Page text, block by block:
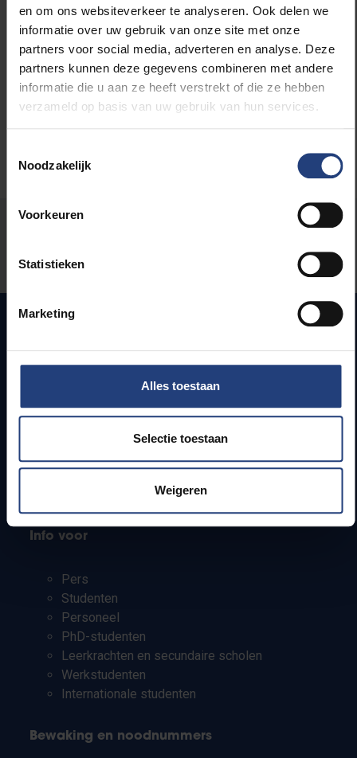
en om ons websiteverkeer te analyseren. Ook delen we
informatie over uw gebruik van onze site met onze
partners voor social media, adverteren en analyse. Deze
partners kunnen deze gegevens combineren met andere
informatie die u aan ze heeft verstrekt of die ze hebben
verzameld op basis van uw gebruik van hun services.
Noodzakelijk
Voorkeuren
Statistieken
Marketing
Alles toestaan
Selectie toestaan
Weigeren
Lees meer over:
Universiteit
Jobs
Onderzoeksgroepen
Campusfaciliteiten
Info voor
Pers
Studenten
Personeel
PhD-studenten
Leerkrachten en secundaire scholen
Werkstudenten
Internationale studenten
Bewaking en noodnummers